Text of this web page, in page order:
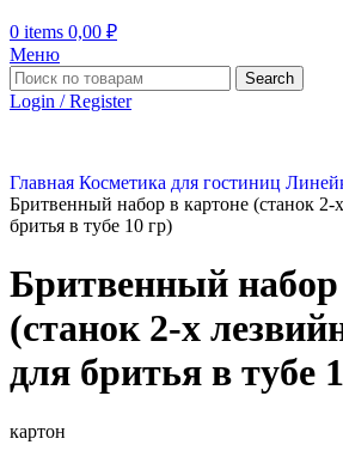
0 items 0,00 ₽
Меню
Search
Login / Register
Главная Косметика для гостиниц
Бритвенный набор в картоне (станок
бритья в тубе 10 гр)
Бритвенный набор
(станок 2-х
для бритья в тубе
картон